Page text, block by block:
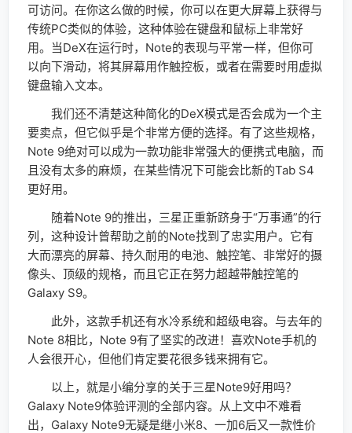
可访问。在你这么做的时候，你可以在更大屏幕上获得与
传统PC类似的体验，这种体验在键盘和鼠标上非常好
用。当DeX在运行时，Note的表现与平常一样，但你可
以向下滑动，将其屏幕用作触控板，或者在需要时用虚拟
键盘输入文本。
我们还不清楚这种简化的DeX模式是否会成为一个主
要卖点，但它似乎是个非常方便的选择。有了这些规格，
Note 9绝对可以成为一款功能非常强大的便携式电脑，而
且没有太多的麻烦，在某些情况下可能会比新的Tab S4
更好用。
随着Note 9的推出，三星正重新跻身于“万事通”的行
列，这种设计曾帮助之前的Note找到了忠实用户。它有
大而漂亮的屏幕、持久耐用的电池、触控笔、非常好的摄
像头、顶级的规格，而且它正在努力超越带触控笔的
Galaxy S9。
此外，这款手机还有水冷系统和超级电容。与去年的
Note 8相比，Note 9有了坚实的改进！喜欢Note手机的
人会很开心，但他们肯定要花很多钱来拥有它。
以上，就是小编分享的关于三星Note9好用吗？
Galaxy Note9体验评测的全部内容。从上文中不难看
出，Galaxy Note9无疑是继小米8、一加6后又一款性价